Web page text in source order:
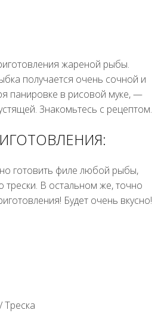
жареной рыбы.
получается очень сочной и
панировке в рисовой муке, —
Знакомьтесь с рецептом.
готовить филе любой рыбы,
трески. В остальном же, точно
Будет очень вкусно!
/Треска